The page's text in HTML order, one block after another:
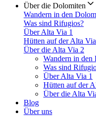
Über die Dolomiten
Wandern in den
Was sind Rifugios?
Über Alta Via 1
Hütten auf der Alta Via
Über die Alta Via 2
Wandern in den
Was sind
Über Alta Via 1
Hütten auf der
Über die Alta
Blog
Über uns